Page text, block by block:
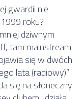
gwardii nie
roku?
dziwnym
tam mainstream
się w dwóch
lata (radiowy)”
się na słoneczny